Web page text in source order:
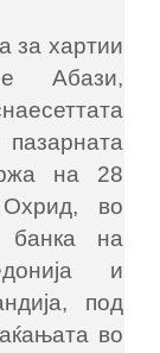
за хартии
Абази,
на 28
во
банка на
и
под
во